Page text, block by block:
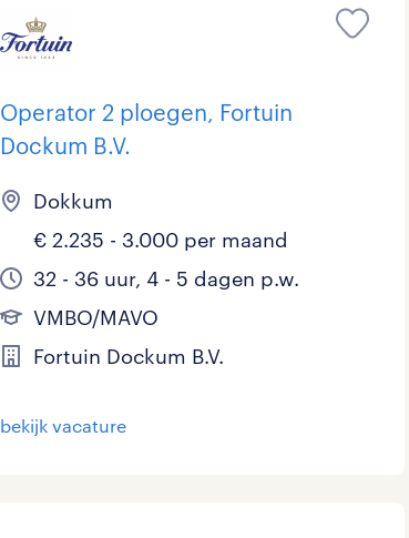
Operator 2 ploegen, Fortuin
Dockum B.V.
Dokkum
€ 2.235 - 3.000 per maand
32 - 36 uur, 4 - 5 dagen p.w.
VMBO/MAVO
Fortuin Dockum B.V.
bekijk vacature